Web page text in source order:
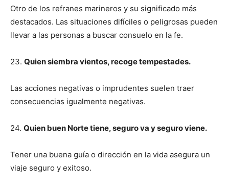
Otro de los refranes marineros y su significado más
destacados. Las situaciones difíciles o peligrosas pueden
llevar a las personas a buscar consuelo en la fe.
23. Quien siembra vientos, recoge tempestades.
Las acciones negativas o imprudentes suelen traer
consecuencias igualmente negativas.
24. Quien buen Norte tiene, seguro va y seguro viene.
Tener una buena guía o dirección en la vida asegura un
viaje seguro y exitoso.